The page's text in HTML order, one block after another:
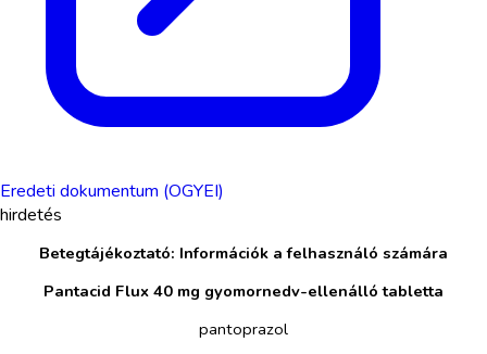
Eredeti dokumentum (OGYEI)
hirdetés
Betegtájékoztató: Információk a felhasználó számára
Pantacid Flux 40 mg gyomornedv-ellenálló tabletta
pantoprazol